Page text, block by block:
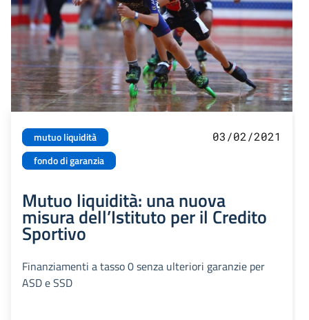
mutuo liquidità
fondo di garanzia
03/02/2021
Mutuo liquidità: una nuova
misura dell’Istituto per il Credito
Sportivo
Finanziamenti a tasso 0 senza ulteriori garanzie per
ASD e SSD